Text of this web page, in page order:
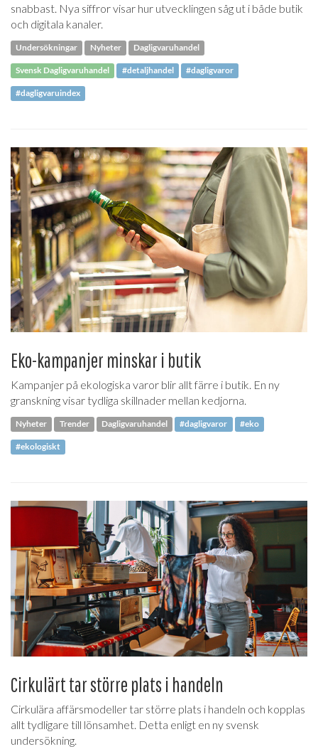
snabbast. Nya siffror visar hur utvecklingen såg ut i både butik
och digitala kanaler.
Undersökningar Nyheter Dagligvaruhandel
Svensk Dagligvaruhandel #detaljhandel #dagligvaror
#dagligvaruindex
Eko-kampanjer minskar i butik
Kampanjer på ekologiska varor blir allt färre i butik. En ny
granskning visar tydliga skillnader mellan kedjorna.
Nyheter Trender Dagligvaruhandel #dagligvaror #eko
#ekologiskt
Cirkulärt tar större plats i handeln
Cirkulära affärsmodeller tar större plats i handeln och kopplas
allt tydligare till lönsamhet. Detta enligt en ny svensk
undersökning.